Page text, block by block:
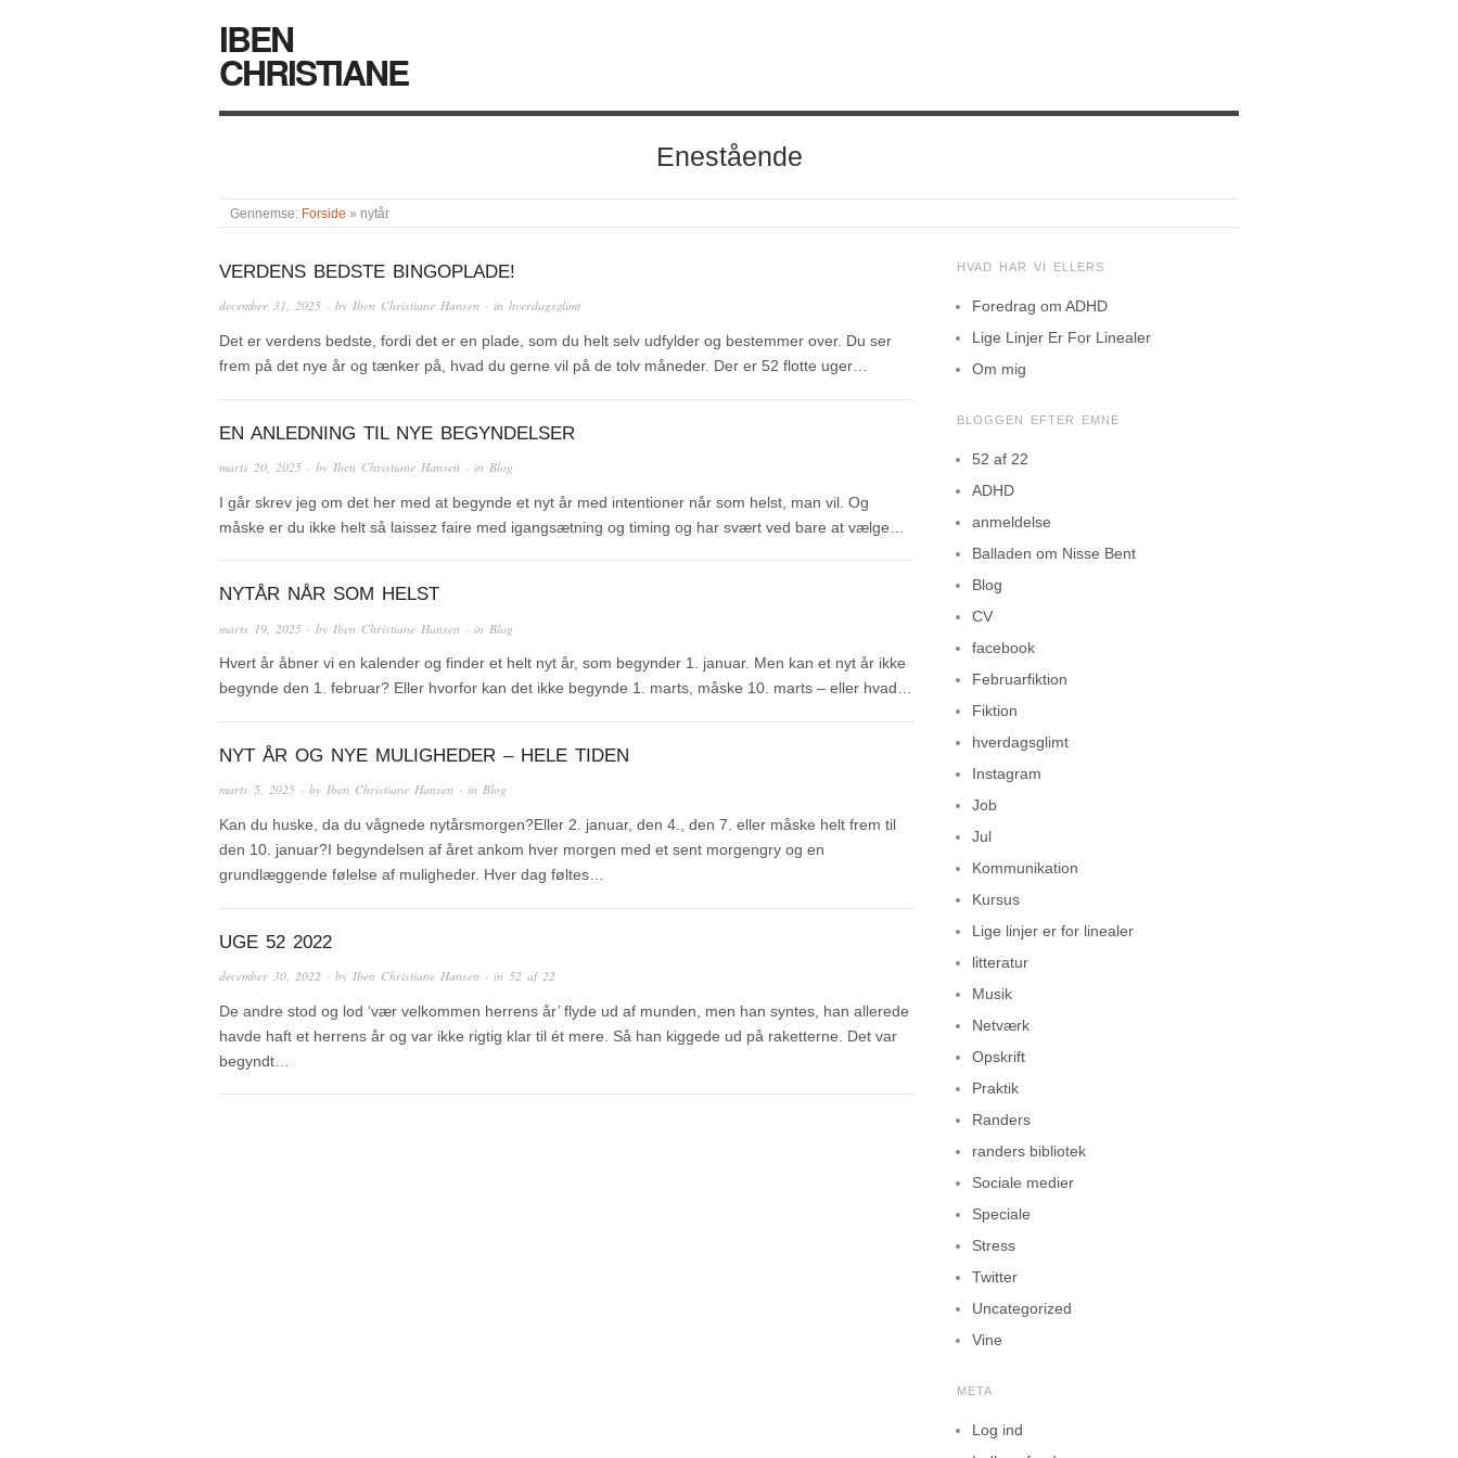
IBEN
CHRISTIANE
Enestående
Gennemse: Forside » nytår
VERDENS BEDSTE BINGOPLADE!
december 31, 2025 · by Iben Christiane Hansen · in hverdagsglimt
Det er verdens bedste, fordi det er en plade, som du helt selv udfylder og bestemmer over. Du ser
frem på det nye år og tænker på, hvad du gerne vil på de tolv måneder. Der er 52 flotte uger…
EN ANLEDNING TIL NYE BEGYNDELSER
marts 20, 2025 · by Iben Christiane Hansen · in Blog
I går skrev jeg om det her med at begynde et nyt år med intentioner når som helst, man vil. Og
måske er du ikke helt så laissez faire med igangsætning og timing og har svært ved bare at vælge…
NYTÅR NÅR SOM HELST
marts 19, 2025 · by Iben Christiane Hansen · in Blog
Hvert år åbner vi en kalender og finder et helt nyt år, som begynder 1. januar. Men kan et nyt år ikke
begynde den 1. februar? Eller hvorfor kan det ikke begynde 1. marts, måske 10. marts – eller hvad…
NYT ÅR OG NYE MULIGHEDER – HELE TIDEN
marts 5, 2025 · by Iben Christiane Hansen · in Blog
Kan du huske, da du vågnede nytårsmorgen?Eller 2. januar, den 4., den 7. eller måske helt frem til
den 10. januar?I begyndelsen af året ankom hver morgen med et sent morgengry og en
grundlæggende følelse af muligheder. Hver dag føltes…
UGE 52 2022
december 30, 2022 · by Iben Christiane Hansen · in 52 af 22
De andre stod og lod ‘vær velkommen herrens år’ flyde ud af munden, men han syntes, han allerede
havde haft et herrens år og var ikke rigtig klar til ét mere. Så han kiggede ud på raketterne. Det var
begyndt…
HVAD HAR VI ELLERS
Foredrag om ADHD
Lige Linjer Er For Linealer
Om mig
BLOGGEN EFTER EMNE
52 af 22
ADHD
anmeldelse
Balladen om Nisse Bent
Blog
CV
facebook
Februarfiktion
Fiktion
hverdagsglimt
Instagram
Job
Jul
Kommunikation
Kursus
Lige linjer er for linealer
litteratur
Musik
Netværk
Opskrift
Praktik
Randers
randers bibliotek
Sociale medier
Speciale
Stress
Twitter
Uncategorized
Vine
META
Log ind